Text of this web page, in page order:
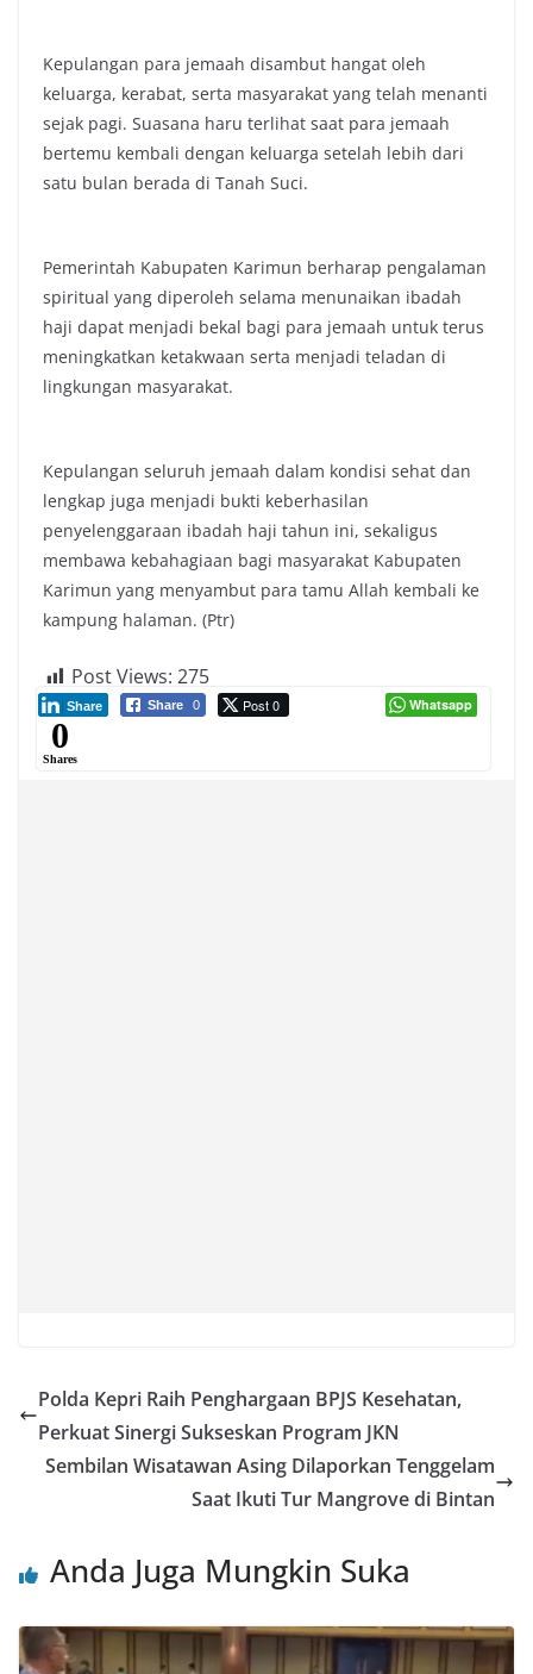
Kepulangan para jemaah disambut hangat oleh
keluarga, kerabat, serta masyarakat yang telah menanti
sejak pagi. Suasana haru terlihat saat para jemaah
bertemu kembali dengan keluarga setelah lebih dari
satu bulan berada di Tanah Suci.
Pemerintah Kabupaten Karimun berharap pengalaman
spiritual yang diperoleh selama menunaikan ibadah
haji dapat menjadi bekal bagi para jemaah untuk terus
meningkatkan ketakwaan serta menjadi teladan di
lingkungan masyarakat.
Kepulangan seluruh jemaah dalam kondisi sehat dan
lengkap juga menjadi bukti keberhasilan
penyelenggaraan ibadah haji tahun ini, sekaligus
membawa kebahagiaan bagi masyarakat Kabupaten
Karimun yang menyambut para tamu Allah kembali ke
kampung halaman. (Ptr)
Post Views: 275
Share 0 Post 0
Share Whatsapp
0
Shares
Polda Kepri Raih Penghargaan BPJS Kesehatan,
Perkuat Sinergi Sukseskan Program JKN
Sembilan Wisatawan Asing Dilaporkan Tenggelam
Saat Ikuti Tur Mangrove di Bintan
Anda Juga Mungkin Suka